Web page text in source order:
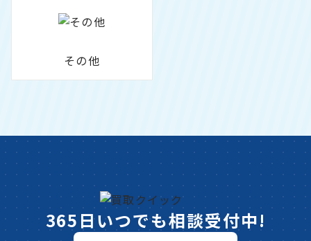
その他
365日いつでも相談受付中!